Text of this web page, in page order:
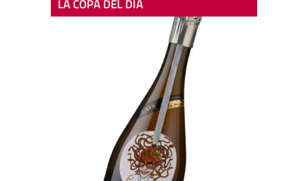
LA COPA DEL DÍA